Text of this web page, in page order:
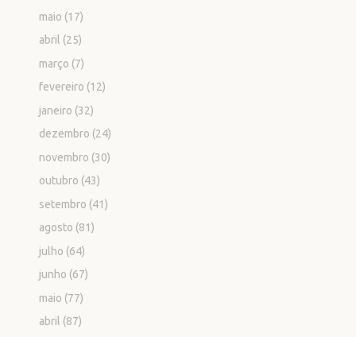
maio (17)
abril (25)
março (7)
fevereiro (12)
janeiro (32)
dezembro (24)
novembro (30)
outubro (43)
setembro (41)
agosto (81)
julho (64)
junho (67)
maio (77)
abril (87)